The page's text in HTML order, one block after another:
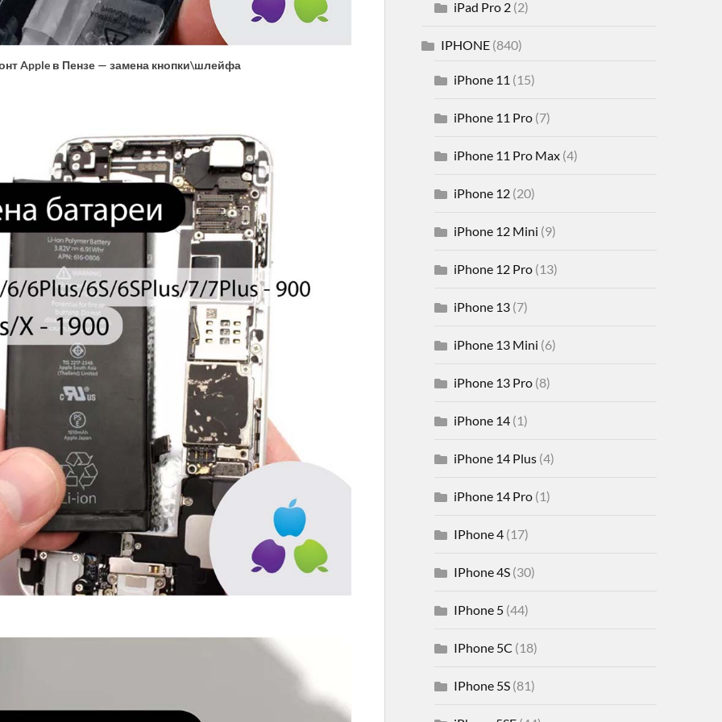
Apple в Пензе — замена кнопки\шлейфа
iPad Pro 2(2)
IPHONE(840)
iPhone 11 (15)
iPhone 11 Pro(7)
iPhone 11 Pro Max(4)
iPhone 12(20)
iPhone 12 Mini (9)
iPhone 12 Pro(13)
iPhone 13(7)
iPhone 13 Mini (6)
iPhone 13 Pro(8)
iPhone 14(1)
iPhone 14 Plus(4)
iPhone 14 Pro(1)
IPhone 4(17)
IPhone 4S(30)
IPhone 5(44)
IPhone 5C (18)
IPhone 5S(81)